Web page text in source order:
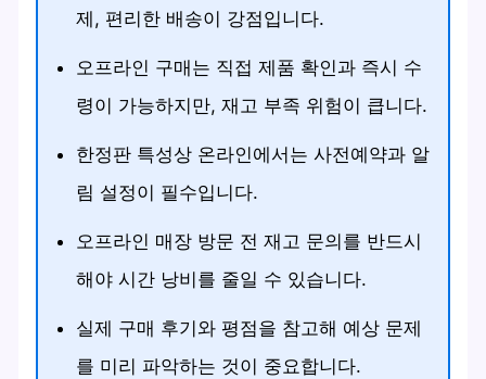
제, 편리한 배송이 강점입니다.
오프라인 구매는 직접 제품 확인과 즉시 수
령이 가능하지만, 재고 부족 위험이 큽니다.
한정판 특성상 온라인에서는 사전예약과 알
림 설정이 필수입니다.
오프라인 매장 방문 전 재고 문의를 반드시
해야 시간 낭비를 줄일 수 있습니다.
실제 구매 후기와 평점을 참고해 예상 문제
를 미리 파악하는 것이 중요합니다.